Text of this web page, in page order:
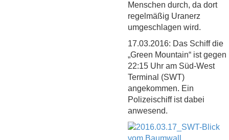
Menschen durch, da dort
regelmäßig Uranerz
umgeschlagen wird.
17.03.2016: Das Schiff die
„Green Mountain“ ist gegen
22:15 Uhr am Süd-West
Terminal (SWT)
angekommen. Ein
Polizeischiff ist dabei
anwesend.